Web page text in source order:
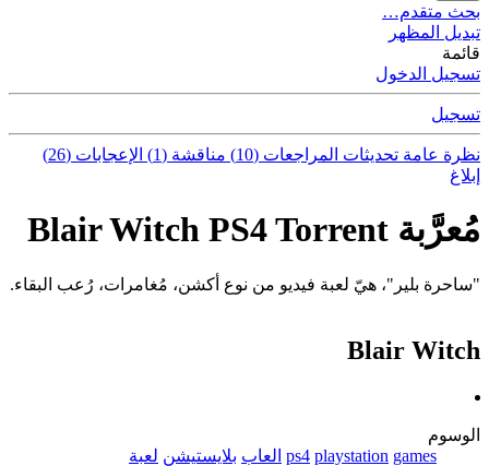
بحث متقدم…
تبديل المظهر
قائمة
تسجيل الدخول
تسجيل
نظرة عامة تحديثات المراجعات (10) مناقشة (1)
الإعجابات (26)
إبلاغ
مُعرَّبة Blair Witch PS4 Torrent
"ساحرة بلير"، هيّ لعبة فيديو من نوع أكشن، مُغامرات، رُعب البقاء.
Blair Witch
الوسوم
games
playstation
ps4 العاب بلايستيشن لعبة